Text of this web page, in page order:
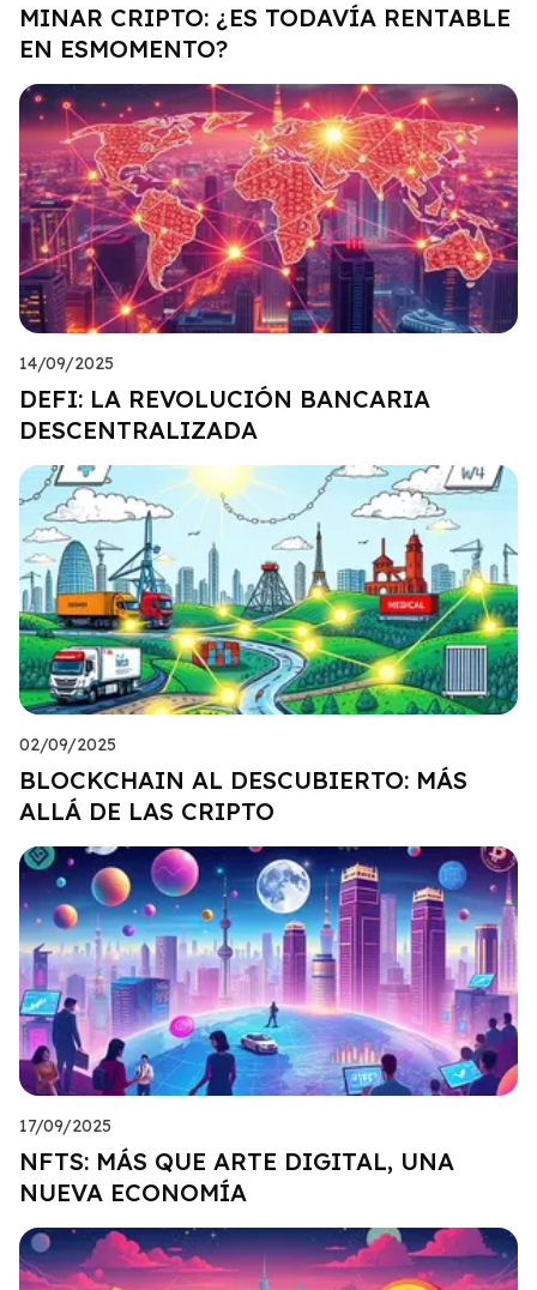
MINAR CRIPTO: ¿ES TODAVÍA RENTABLE
EN ESMOMENTO?
14/09/2025
DEFI: LA REVOLUCIÓN BANCARIA
DESCENTRALIZADA
02/09/2025
BLOCKCHAIN AL DESCUBIERTO: MÁS
ALLÁ DE LAS CRIPTO
17/09/2025
NFTS: MÁS QUE ARTE DIGITAL, UNA
NUEVA ECONOMÍA